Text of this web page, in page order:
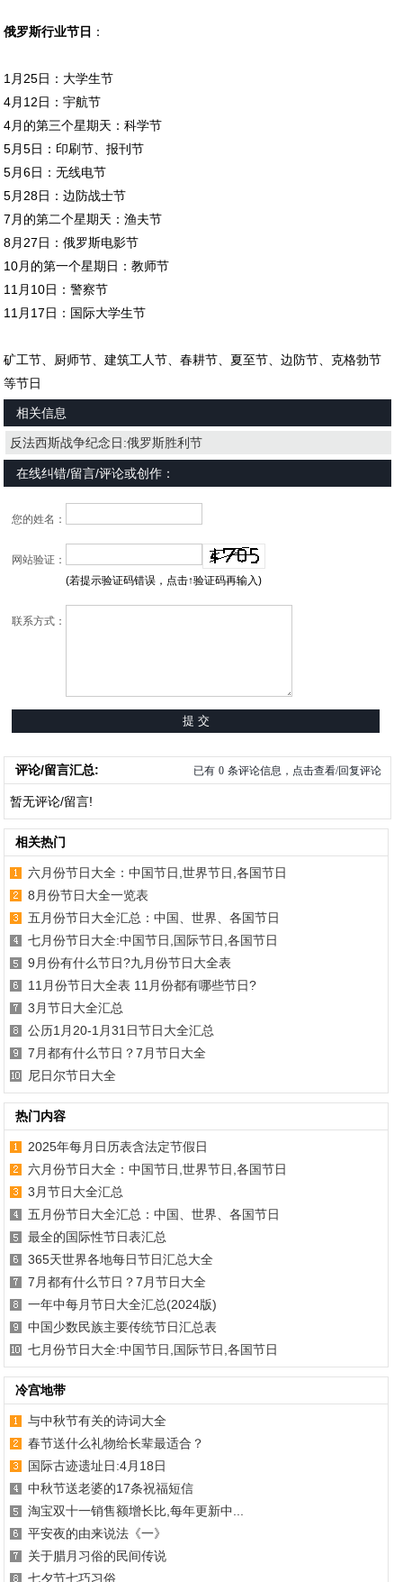
俄罗斯行业节日 ：
1月25日：大学生节
4月12日：宇航节
4月的第三个星期天：科学节
5月5日：印刷节、报刊节
5月6日：无线电节
5月28日：边防战士节
7月的第二个星期天：渔夫节
8月27日：俄罗斯电影节
10月的第一个星期日：教师节
11月10日：警察节
11月17日：国际大学生节
矿工节、厨师节、建筑工人节、春耕节、夏至节、边防节、克格勃节
等节日
相关信息
反法西斯战争纪念日:俄罗斯胜利节
在线纠错/留言/评论或创作：
您的姓名：
网站验证：
(若提示验证码错误，点击↑验证码再输入)
联系方式：
评论/留言汇总: 已有 0 条评论信息，点击查看/回复评论
暂无评论/留言!
相关热门
六月份节日大全：中国节日,世界节日,各国节日
8月份节日大全一览表
五月份节日大全汇总：中国、世界、各国节日
七月份节日大全:中国节日,国际节日,各国节日
9月份有什么节日?九月份节日大全表
11月份节日大全表 11月份都有哪些节日?
3月节日大全汇总
公历1月20-1月31日节日大全汇总
7月都有什么节日？7月节日大全
尼日尔节日大全
热门内容
2025年每月日历表含法定节假日
六月份节日大全：中国节日,世界节日,各国节日
3月节日大全汇总
五月份节日大全汇总：中国、世界、各国节日
最全的国际性节日表汇总
365天世界各地每日节日汇总大全
7月都有什么节日？7月节日大全
一年中每月节日大全汇总(2024版)
中国少数民族主要传统节日汇总表
七月份节日大全:中国节日,国际节日,各国节日
冷宫地带
与中秋节有关的诗词大全
春节送什么礼物给长辈最适合？
国际古迹遗址日:4月18日
中秋节送老婆的17条祝福短信
淘宝双十一销售额增长比,每年更新中...
平安夜的由来说法《一》
关于腊月习俗的民间传说
七夕节七巧习俗